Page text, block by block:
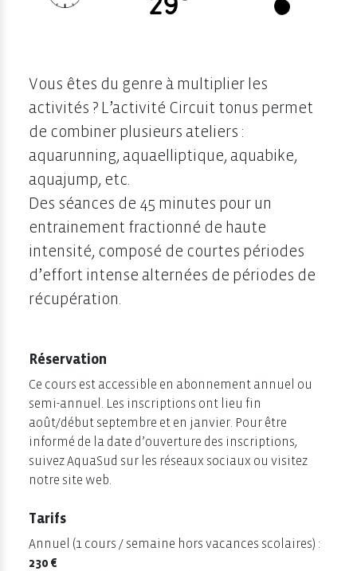
Vous êtes du genre à multiplier les
activités ? L’activité Circuit tonus permet
de combiner plusieurs ateliers :
aquarunning, aquaelliptique, aquabike,
aquajump, etc.
Des séances de 45 minutes pour un
entrainement fractionné de haute
intensité, composé de courtes périodes
d’effort intense alternées de périodes de
récupération.
Réservation
Ce cours est accessible en abonnement annuel ou
semi-annuel. Les inscriptions ont lieu fin
août/début septembre et en janvier. Pour être
informé de la date d’ouverture des inscriptions,
suivez AquaSud sur les réseaux sociaux ou visitez
notre site web.
Tarifs
Annuel (1 cours / semaine hors vacances scolaires) :
230 €